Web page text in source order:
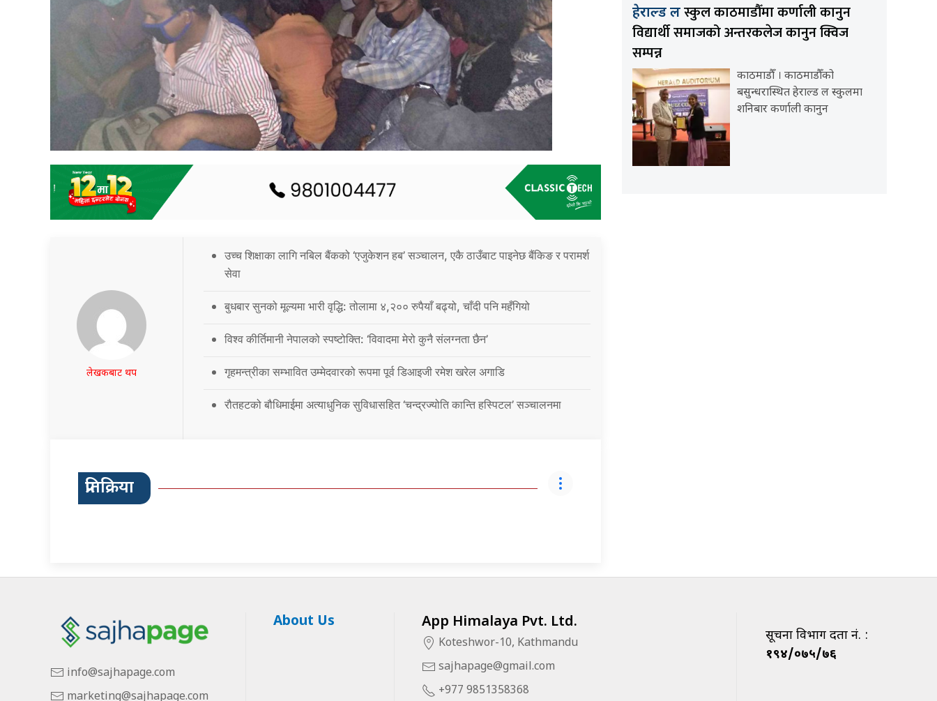
लेखकबाट थप
उच्च शिक्षाका लागि नबिल बैंकको ‘एजुकेशन हब’ सञ्चालन, एकै ठाउँबाट पाइनेछ बैंकिङ र परामर्श
सेवा
बुधबार सुनको मूल्यमा भारी वृद्धि: तोलामा ४,२०० रुपैयाँ बढ्यो, चाँदी पनि महँगियो
विश्व कीर्तिमानी नेपालको स्पष्टोक्ति: ‘विवादमा मेरो कुनै संलग्नता छैन’
गृहमन्त्रीका सम्भावित उम्मेदवारको रूपमा पूर्व डिआइजी रमेश खरेल अगाडि
रौतहटको बौधिमाईमा अत्याधुनिक सुविधासहित ‘चन्द्रज्योति कान्ति हस्पिटल’ सञ्चालनमा
प्रतिक्रिया
हेराल्ड लस्कुल काठमाडौँमा कर्णाली कानुन
विद्यार्थी समाजको अन्तरकलेज कानुन क्विज
सम्पन्न
काठमाडौँ । काठमाडौँको
बसुन्धरास्थित हेराल्ड ल स्कुलमा
शनिबार कर्णाली कानुन
info@sajhapage.com
marketing@sajhapage.com
About Us App Himalaya Pvt. Ltd.
Koteshwor-10, Kathmandu
sajhapage@gmail.com
+977 9851358368
सूचना विभाग दर्ता नं. :
१९४/०७५/७६